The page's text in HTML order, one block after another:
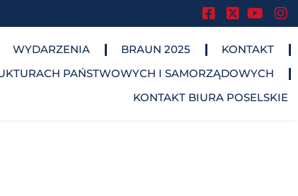
WYDARZENIA BRAUN 2025
KONTAKT
PAŃSTWOWYCH I SAMORZĄDOWYCH​
KONTAKT BIURA POSELSKIE